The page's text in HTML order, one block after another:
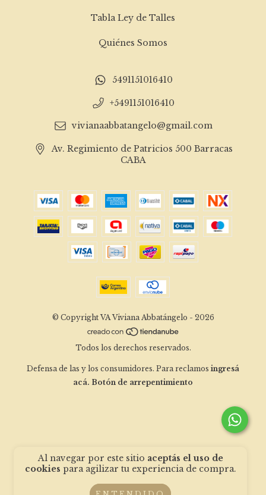
Al navegar por este sitio aceptás el uso de
cookies para agilizar tu experiencia de compra.
Tabla Ley de Talles
Quiénes Somos
5491151016410
+5491151016410
vivianaabbatangelo@gmail.com
Av. Regimiento de Patricios 500 Barracas
CABA
© Copyright VA Viviana Abbatángelo - 2026
Todos los derechos reservados.
Defensa de las y los consumidores. Para reclamos ingresá
acá. Botón de arrepentimiento